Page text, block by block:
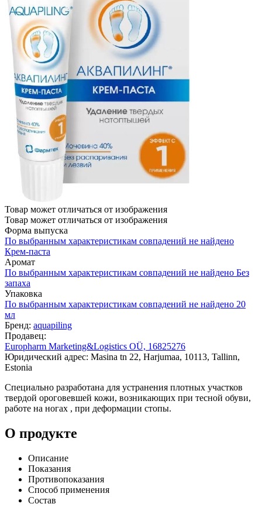
Товар может отличаться от изображения
Товар может отличаться от изображения
Форма выпуска
По выбранным характеристикам совпадений не найдено
Крем-паста
Аромат
По выбранным характеристикам совпадений не найдено Без
запаха
Упаковка
По выбранным характеристикам совпадений не найдено 20
мл
Бренд: aquapiling
Продавец:
Europharm Marketing&Logistics OÜ, 16825276
Юридический адрес: Masina tn 22, Harjumaa, 10113, Tallinn,
Estonia
Специально разработана для устранения плотных участков
твердой ороговевшей кожи, возникающих при тесной обуви,
работе на ногах , при деформации стопы.
О продукте
Описание
Показания
Противопоказания
Способ применения
Состав